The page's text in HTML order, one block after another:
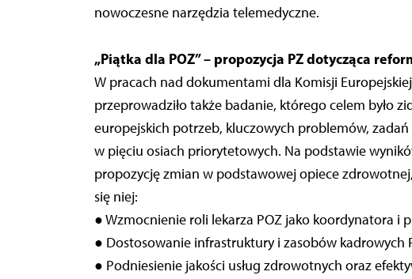
nowoczesne narzędzia telemedyczne.
„Piątka dla POZ” – propozycja PZ dotycząca
W pracach nad dokumentami dla Komisji
przeprowadziło także badanie, którego celem było
europejskich potrzeb, kluczowych problemów, zadań
w pięciu osiach priorytetowych. Na podstawie
propozycję zmian w podstawowej opiece zdrowotnej,
się niej:
● Wzmocnienie roli lekarza POZ jako koordynatora i
● Dostosowanie infrastruktury i zasobów kadrowych
● Podniesienie jakości usług zdrowotnych oraz